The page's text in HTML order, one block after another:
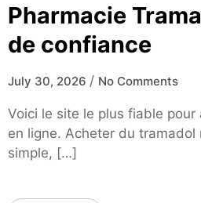
Pharmacie
de confiance
July 30, 2026 / No Comments
Voici le site le plus fiable
en ligne. Acheter du tramadol
simple, […]